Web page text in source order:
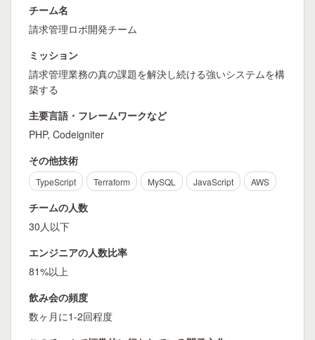
チーム名
請求管理ロボ開発チーム
ミッション
請求管理業務の真の課題を解決し続ける強いシステムを構
築する
主要言語・フレームワークなど
PHP, Codeigniter
その他技術
TypeScript Terraform MySQL JavaScript AWS
チームの人数
30人以下
エンジニアの人数比率
81%以上
飲み会の頻度
数ヶ月に1-2回程度